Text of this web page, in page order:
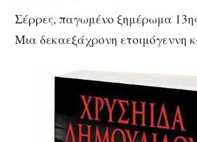
Σέρρες, παγωμένο ξημέρωμα
Μια δεκαεξάχρονη ετοιμόγεννη